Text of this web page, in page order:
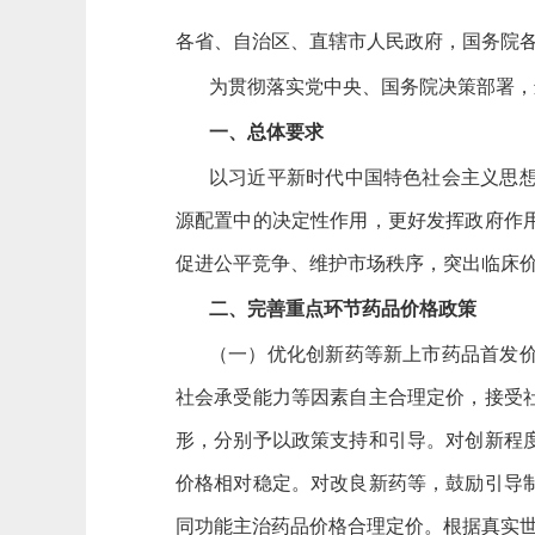
各省、自治区、直辖市人民政府，国务院
为贯彻落实党中央、国务院决策部署
一、总体要求
以习近平新时代中国特色社会主义思
源配置中的决定性作用，更好发挥政府作
促进公平竞争、维护市场秩序，突出临床
二、完善重点环节药品价格政策
（一）优化创新药等新上市药品首
社会承受能力等因素自主合理定价，接受
形，分别予以政策支持和引导。对创新程
价格相对稳定。对改良新药等，鼓励引导
同功能主治药品价格合理定价。根据真实